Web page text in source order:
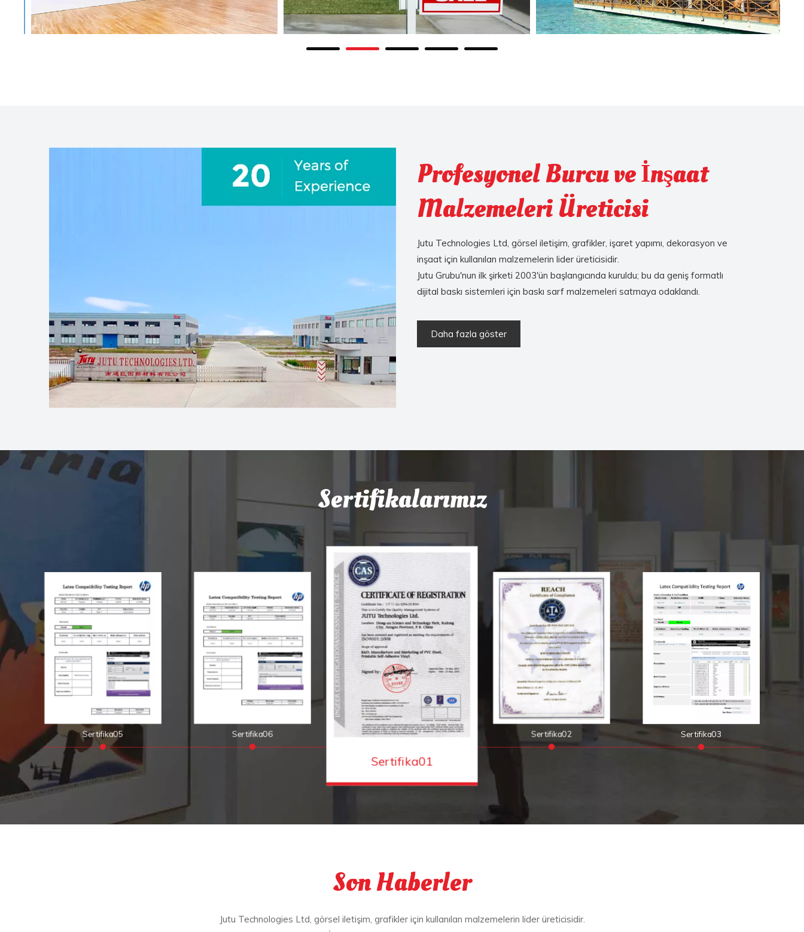
Profesyonel Burcu ve İnşaat
Malzemeleri Üreticisi
Jutu Technologies Ltd, görsel iletişim, grafikler, işaret yapımı, dekorasyon ve
inşaat için kullanılan malzemelerin lider üreticisidir.
Jutu Grubu'nun ilk şirketi 2003'ün başlangıcında kuruldu; bu da geniş formatlı
dijital baskı sistemleri için baskı sarf malzemeleri satmaya odaklandı.
Daha fazla göster
Sertifikalarımız
Sertifika05 Sertifika06
Sertifika01
Sertifika02 Sertifika03
Son Haberler
Jutu Technologies Ltd, görsel iletişim, grafikler için kullanılan malzemelerin lider üreticisidir.